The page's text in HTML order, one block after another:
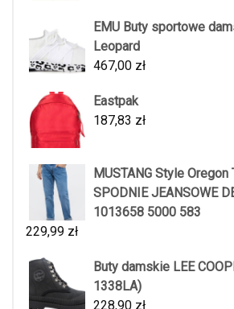
EMU Buty sportowe
Leopard
467,00 zł
Eastpak
187,83 zł
MUSTANG Style
SPODNIE JEANSOWE
1013658 5000 583
229,99 zł
Buty damskie LEE
1338LA)
228,90 zł